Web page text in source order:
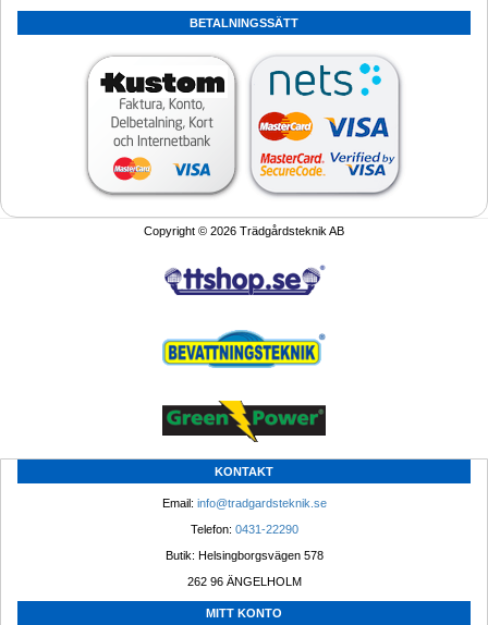
BETALNINGSSÄTT
Copyright © 2026 Trädgårdsteknik AB
KONTAKT
Email: info@tradgardsteknik.se
Telefon: 0431-22290
Butik: Helsingborgsvägen 578
262 96 ÄNGELHOLM
MITT KONTO